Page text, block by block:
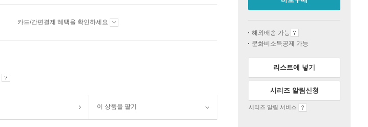
카드/간편결제 혜택을 확인하세요
이 상품을 팔기
해외배송 가능
문화비소득공제 가능
리스트에 넣기
시리즈 알림신청
시리즈 알림 서비스